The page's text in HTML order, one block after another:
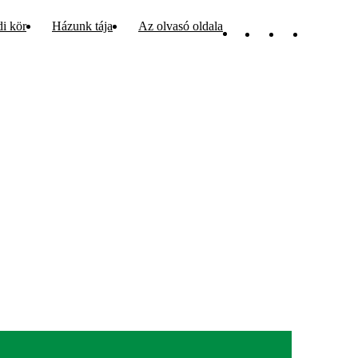
kör Házunk tája Az olvasó oldala